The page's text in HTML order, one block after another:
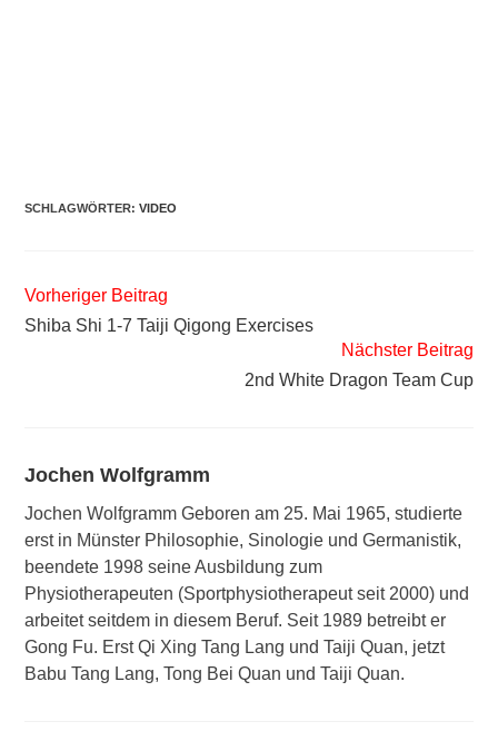
SCHLAGWÖRTER:VIDEO
Weitere
Artikel
ansehen
Vorheriger Beitrag
Shiba Shi 1-7 Taiji Qigong Exercises
Nächster Beitrag
2nd White Dragon Team Cup
Jochen Wolfgramm
Jochen Wolfgramm Geboren am 25. Mai 1965, studierte
erst in Münster Philosophie, Sinologie und Germanistik,
beendete 1998 seine Ausbildung zum
Physiotherapeuten (Sportphysiotherapeut seit 2000) und
arbeitet seitdem in diesem Beruf. Seit 1989 betreibt er
Gong Fu. Erst Qi Xing Tang Lang und Taiji Quan, jetzt
Babu Tang Lang, Tong Bei Quan und Taiji Quan.